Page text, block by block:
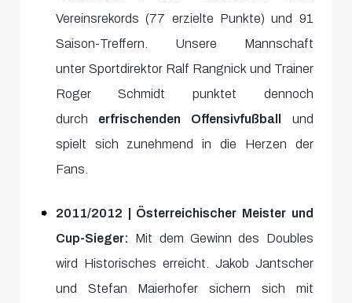
Vereinsrekords (77 erzielte Punkte) und 91
Saison-Treffern. Unsere Mannschaft
unter Sportdirektor Ralf Rangnick und Trainer
Roger Schmidt punktet dennoch
durch erfrischenden Offensivfußball
und
spielt sich zunehmend in die Herzen der
Fans.
2011/2012 | Österreichischer Meister und
Cup-Sieger:
Mit dem Gewinn des Doubles
wird Historisches erreicht. Jakob Jantscher
und Stefan Maierhofer sichern sich mit